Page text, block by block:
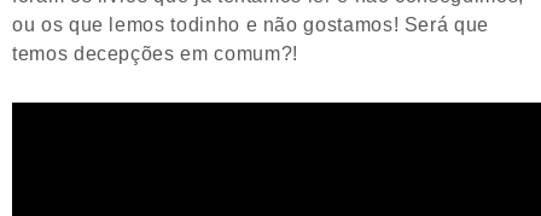
ou os que lemos todinho e não gostamos! Será que
temos decepções em comum?!